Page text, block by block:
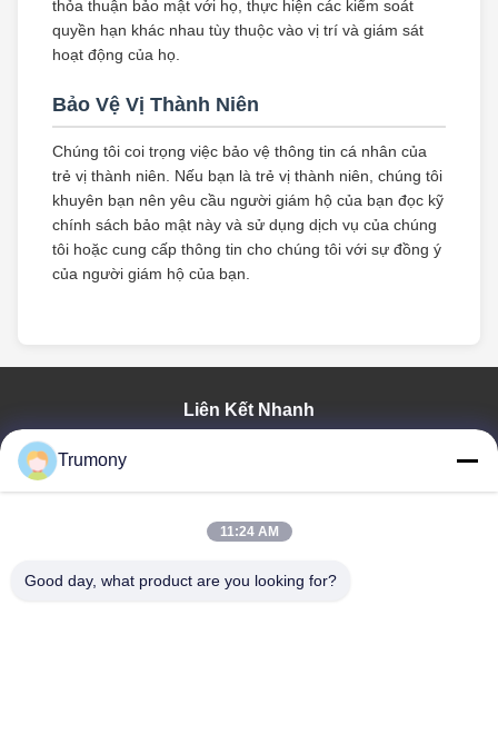
thỏa thuận bảo mật với họ, thực hiện các kiểm soát
quyền hạn khác nhau tùy thuộc vào vị trí và giám sát
hoạt động của họ.
Bảo Vệ Vị Thành Niên
Chúng tôi coi trọng việc bảo vệ thông tin cá nhân của
trẻ vị thành niên. Nếu bạn là trẻ vị thành niên, chúng tôi
khuyên bạn nên yêu cầu người giám hộ của bạn đọc kỹ
chính sách bảo mật này và sử dụng dịch vụ của chúng
tôi hoặc cung cấp thông tin cho chúng tôi với sự đồng ý
của người giám hộ của bạn.
Liên Kết Nhanh
Về Chúng Tôi
Kiểm Soát Chất Lượng
Trumony
11:24 AM
Good day, what product are you looking for?